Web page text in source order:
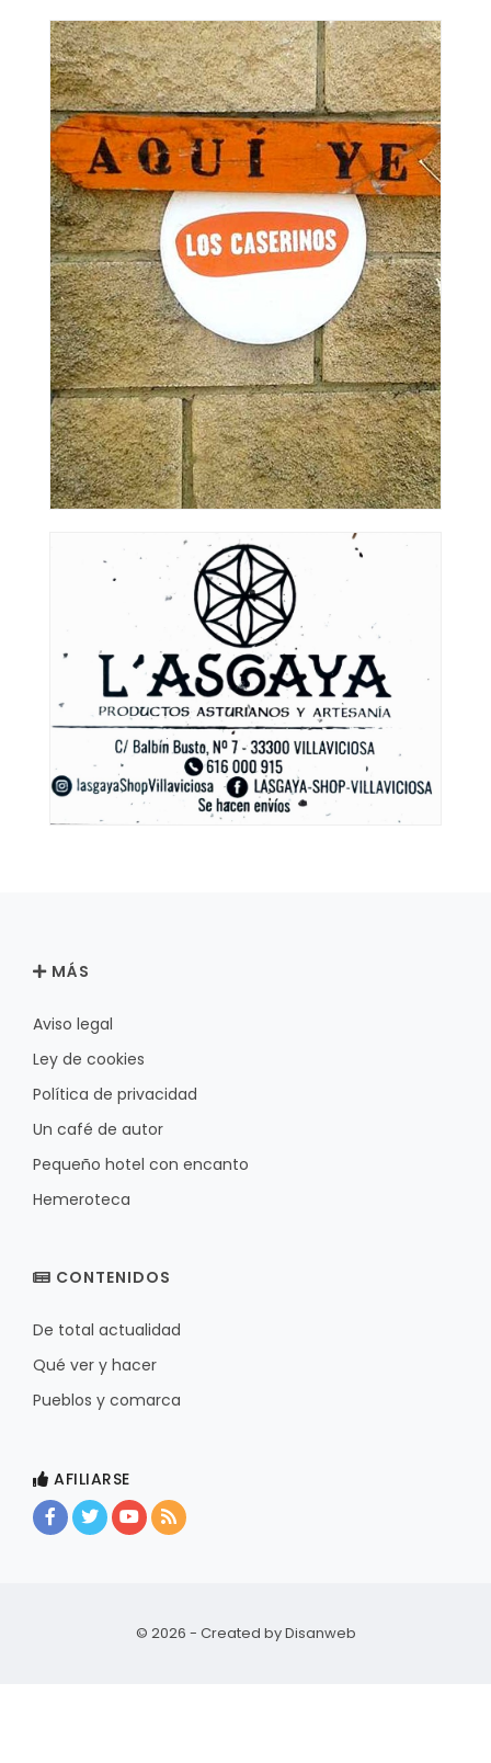
MÁS
Aviso legal
Ley de cookies
Política de privacidad
Un café de autor
Pequeño hotel con encanto
Hemeroteca
CONTENIDOS
De total actualidad
Qué ver y hacer
Pueblos y comarca
AFILIARSE
© 2026 - Created byDisanweb